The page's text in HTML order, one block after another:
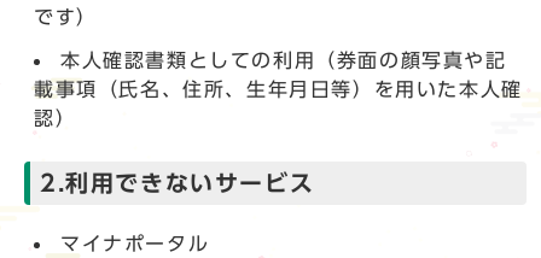
です）
本人確認書類としての利用（券面の顔写真や記
載事項（氏名、住所、生年月日等）を用いた本人確
認）
2.利用できないサービス
マイナポータル